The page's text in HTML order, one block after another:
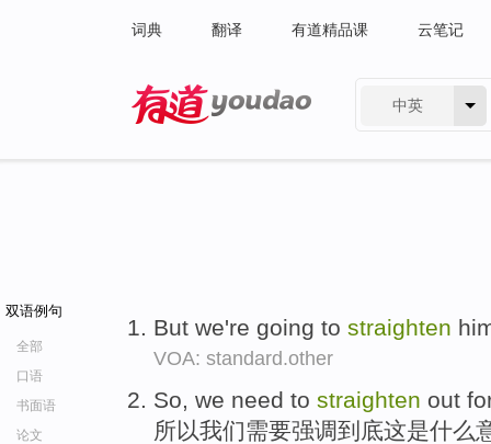
词典 翻译 有道精品课 云笔记
中英
双语例句
全部
口语
书面语
论文
But we're going to straighten
VOA: standard.other
So, we need to straighten out
所以我们需要强调到底这是什么